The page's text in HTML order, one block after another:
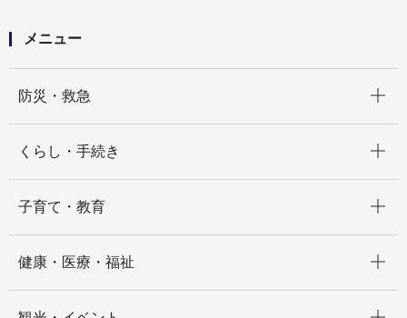
メニュー
防災・救急
くらし・手続き
子育て・教育
健康・医療・福祉